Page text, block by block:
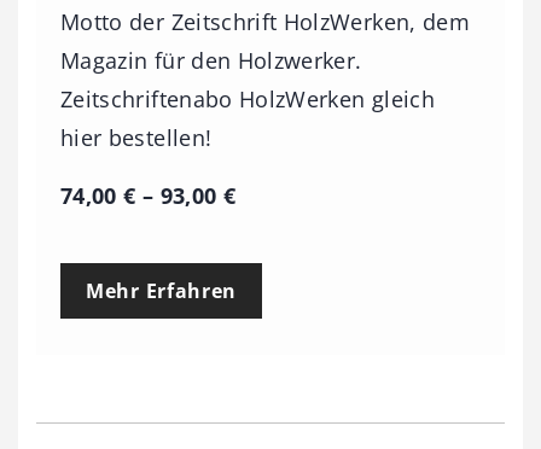
Motto der Zeitschrift HolzWerken, dem
Magazin für den Holzwerker.
Zeitschriftenabo HolzWerken gleich
hier bestellen!
74,00€ – 93,00 €P
e
p
Mehr Erfahren